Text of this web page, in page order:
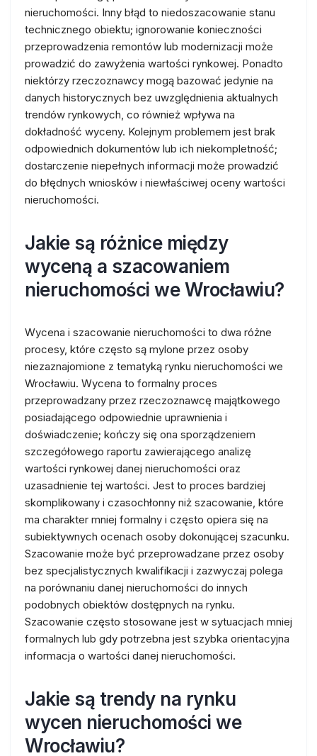
nieruchomości. Inny błąd to niedoszacowanie stanu
technicznego obiektu; ignorowanie konieczności
przeprowadzenia remontów lub modernizacji może
prowadzić do zawyżenia wartości rynkowej. Ponadto
niektórzy rzeczoznawcy mogą bazować jedynie na
danych historycznych bez uwzględnienia aktualnych
trendów rynkowych, co również wpływa na
dokładność wyceny. Kolejnym problemem jest brak
odpowiednich dokumentów lub ich niekompletność;
dostarczenie niepełnych informacji może prowadzić
do błędnych wniosków i niewłaściwej oceny wartości
nieruchomości.
Jakie są różnice między
wyceną a szacowaniem
nieruchomości we Wrocławiu?
Wycena i szacowanie nieruchomości to dwa różne
procesy, które często są mylone przez osoby
niezaznajomione z tematyką rynku nieruchomości we
Wrocławiu. Wycena to formalny proces
przeprowadzany przez rzeczoznawcę majątkowego
posiadającego odpowiednie uprawnienia i
doświadczenie; kończy się ona sporządzeniem
szczegółowego raportu zawierającego analizę
wartości rynkowej danej nieruchomości oraz
uzasadnienie tej wartości. Jest to proces bardziej
skomplikowany i czasochłonny niż szacowanie, które
ma charakter mniej formalny i często opiera się na
subiektywnych ocenach osoby dokonującej szacunku.
Szacowanie może być przeprowadzane przez osoby
bez specjalistycznych kwalifikacji i zazwyczaj polega
na porównaniu danej nieruchomości do innych
podobnych obiektów dostępnych na rynku.
Szacowanie często stosowane jest w sytuacjach mniej
formalnych lub gdy potrzebna jest szybka orientacyjna
informacja o wartości danej nieruchomości.
Jakie są trendy na rynku
wycen nieruchomości we
Wrocławiu?